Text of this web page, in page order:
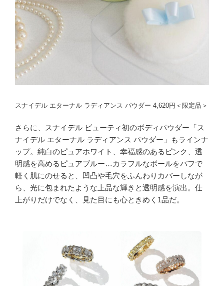
スナイデル エターナル ラディアンス パウダー 4,620円＜限定品＞
さらに、スナイデル ビューティ初のボディパウダー「ス
ナイデル エターナル ラディアンス パウダー」もラインナ
ップ。純白のピュアホワイト、幸福感のあるピンク、透
明感を高めるピュアブルー…カラフルなボールをパフで
軽く肌にのせると、凹凸や毛穴をふんわりカバーしなが
ら、光に包まれたような上品な輝きと透明感を演出。仕
上がりだけでなく、見た目にも心ときめく1品だ。